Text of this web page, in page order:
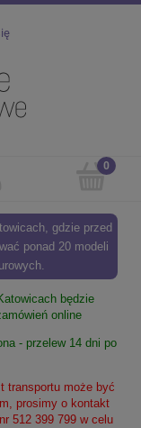
gdzie przed
ponad 20 modeli
będzie
online
- przelew 14 dni po
transportu może być
prosimy o kontakt
512 399 799 w celu